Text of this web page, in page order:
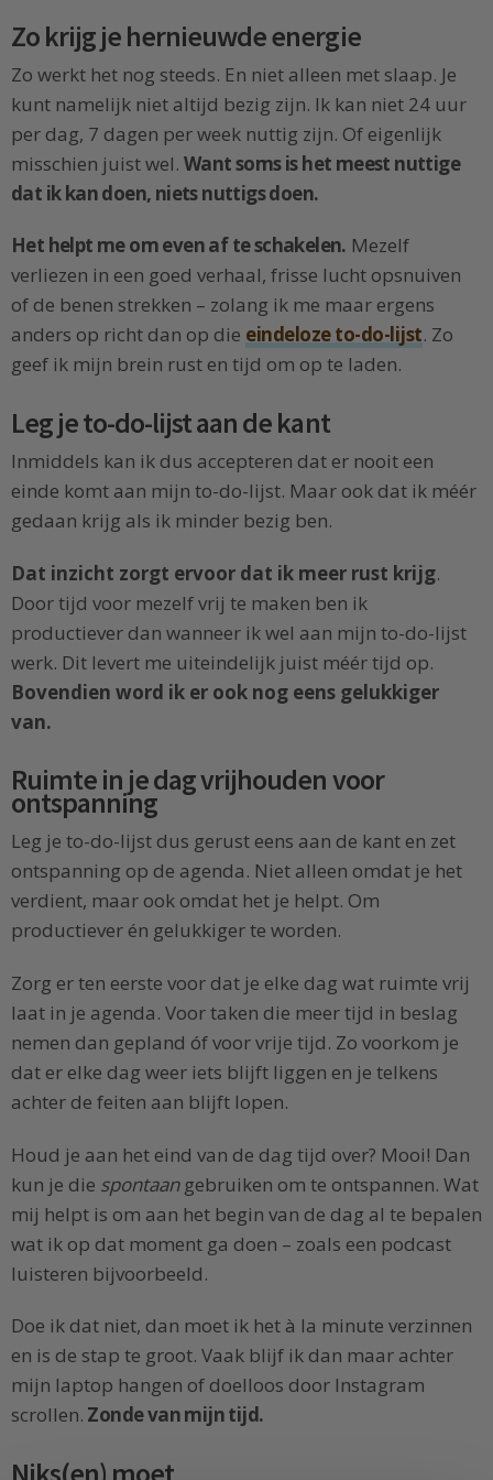
Zo krijg je hernieuwde energie
Zo werkt het nog steeds. En niet alleen met slaap. Je
kunt namelijk niet altijd bezig zijn. Ik kan niet 24 uur
per dag, 7 dagen per week nuttig zijn. Of eigenlijk
misschien juist wel. Want soms is het meest nuttige
dat ik kan doen, niets nuttigs doen.
Het helpt me om even af te schakelen. Mezelf
verliezen in een goed verhaal, frisse lucht opsnuiven
of de benen strekken – zolang ik me maar ergens
anders op richt dan op die eindeloze to-do-lijst. Zo
geef ik mijn brein rust en tijd om op te laden.
Leg je to-do-lijst aan de kant
Inmiddels kan ik dus accepteren dat er nooit een
einde komt aan mijn to-do-lijst. Maar ook dat ik méér
gedaan krijg als ik minder bezig ben.
Dat inzicht zorgt ervoor dat ik meer rust krijg.
Door tijd voor mezelf vrij te maken ben ik
productiever dan wanneer ik wel aan mijn to-do-lijst
werk. Dit levert me uiteindelijk juist méér tijd op.
Bovendien word ik er ook nog eens gelukkiger
van.
Ruimte in je dag vrijhouden voor
ontspanning
Leg je to-do-lijst dus gerust eens aan de kant en zet
ontspanning op de agenda. Niet alleen omdat je het
verdient, maar ook omdat het je helpt. Om
productiever én gelukkiger te worden.
Zorg er ten eerste voor dat je elke dag wat ruimte vrij
laat in je agenda. Voor taken die meer tijd in beslag
nemen dan gepland óf voor vrije tijd. Zo voorkom je
dat er elke dag weer iets blijft liggen en je telkens
achter de feiten aan blijft lopen.
Houd je aan het eind van de dag tijd over? Mooi! Dan
kun je die spontaangebruiken om te ontspannen. Wat
mij helpt is om aan het begin van de dag al te bepalen
wat ik op dat moment ga doen – zoals een podcast
luisteren bijvoorbeeld.
Doe ik dat niet, dan moet ik het à la minute verzinnen
en is de stap te groot. Vaak blijf ik dan maar achter
mijn laptop hangen of doelloos door Instagram
scrollen. Zonde van mijn tijd.